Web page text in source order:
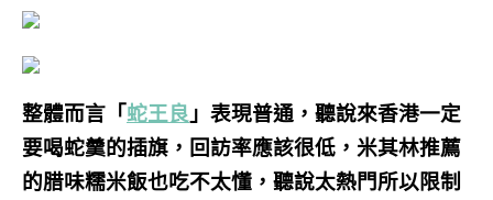
整體而言「蛇王良 」表現普通，聽說來香港一定
要喝蛇羹的插旗，回訪率應該很低，米其林推薦
的腊味糯米飯也吃不太懂，聽說太熱門所以限制